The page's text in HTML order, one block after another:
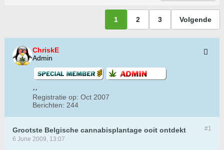
1 2 3 Volgende
ChriskE
Admin
Registratie op: Oct 2007
Berichten: 244
#1
Grootste Belgische cannabisplantage ooit ontdekt
6 June 2009, 13:07